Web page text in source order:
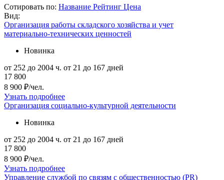
Сотировать по: Название Рейтинг Цена
Вид:
Организация работы складского хозяйства и учет
материально-технических ценностей
Новинка
от 252 до 2004 ч. от 21 до 167 дней
17 800
8 900 ₽/чел.
Узнать подробнее
Организация социально-культурной деятельности
Новинка
от 252 до 2004 ч. от 21 до 167 дней
17 800
8 900 ₽/чел.
Узнать подробнее
Управление службой по связям с общественностью (PR)